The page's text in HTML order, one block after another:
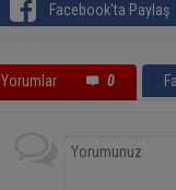
Facebook'ta Paylaş
Yorumlar 0